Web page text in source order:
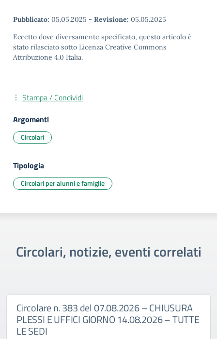
Pubblicato: 05.05.2025 - Revisione: 05.05.2025
Eccetto dove diversamente specificato, questo articolo è
stato rilasciato sotto Licenza Creative Commons
Attribuzione 4.0 Italia.
Stampa / Condividi
Argomenti
Circolari
Tipologia
Circolari per alunni e famiglie
Circolari, notizie, eventi correlati
Circolare n. 383 del 07.08.2026 – CHIUSURA
PLESSI E UFFICI GIORNO 14.08.2026 – TUTTE
LE SEDI